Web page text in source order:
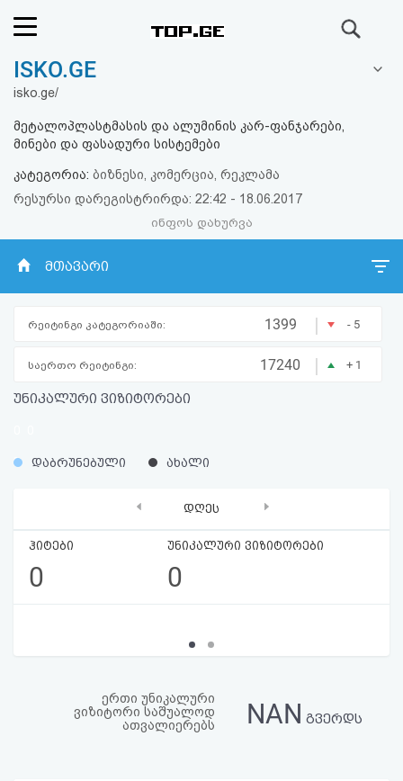
რეიტინგი
კითხვა-
პასუხი
რეგისტრაცია
HTML
სალიცენზიო
შეთანხმება
ISKO.GE
isko.ge/
მეტალოპლასტმასის და ალუმინის კარ-ფანჯარები,
მინები და ფასადური სისტემები
კატეგორია: ბიზნესი, კომერცია, რეკლამა
რესურსი დარეგისტრირდა: 22:42 - 18.06.2017
ინფოს დახურვა
მთავარი
რეიტინგი კატეგორიაში: 1399 | - 5
საერთო რეიტინგი: 17240 | + 1
უნიკალური ვიზიტორები
%
% დაბრუნებული ახალი
დღეს
ჰიტები
0
უნიკალური ვიზიტორები
0
‹ ›
ერთი უნიკალური
ვიზიტორი საშუალოდ
ათვალიერებს
NAN გვერდს